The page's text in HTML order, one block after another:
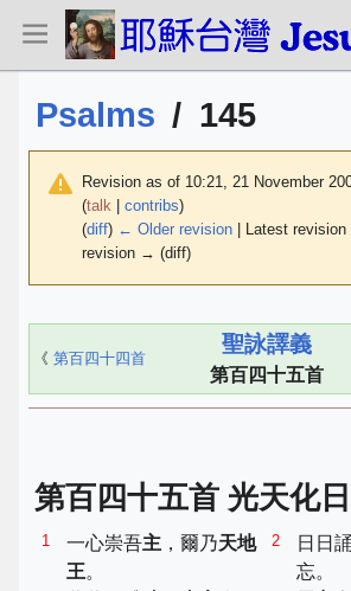
Psalms / 145
Revision as of 10:21, 21 November
(talk contribs)
(diff) ← Older revision | Latest
revision → (diff)
《 第百四十四首
聖詠譯義
第百四十五首
第百四十五首 光天化日
1 一心崇吾主 ，爾乃天地
王。
2
日日
忘。